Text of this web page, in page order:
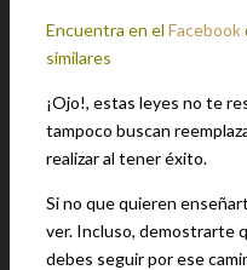
Encuentra en el Facebook
similares
¡Ojo!, estas leyes no te
tampoco buscan
realizar al tener éxito.
Si no que quieren
ver. Incluso, demostrarte
debes seguir por ese